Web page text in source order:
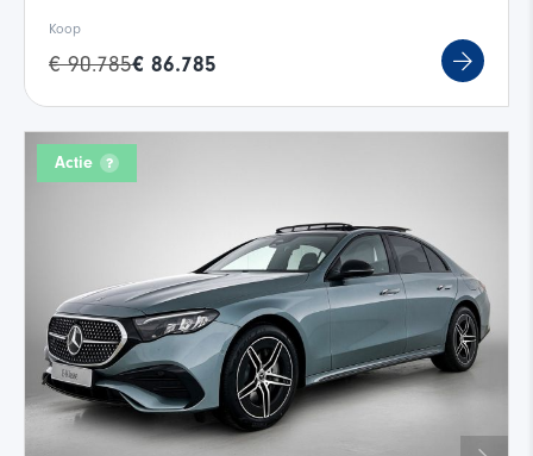
Koop
€ 90.785€ 86.785
Actie